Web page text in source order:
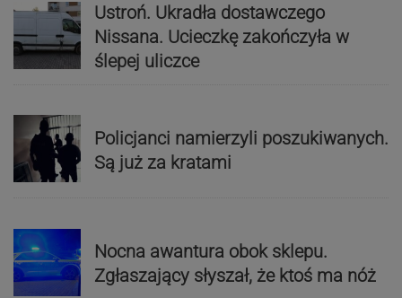
Ustroń. Ukradła dostawczego
Nissana. Ucieczkę zakończyła w
ślepej uliczce
Policjanci namierzyli poszukiwanych.
Są już za kratami
Nocna awantura obok sklepu.
Zgłaszający słyszał, że ktoś ma nóż